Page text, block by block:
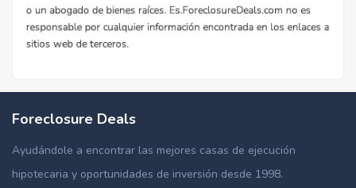
Foreclosure Deals
Ayudándole a encontrar las mejores casas de ejecución
hipotecaria y oportunidades de inversión desde 1998.